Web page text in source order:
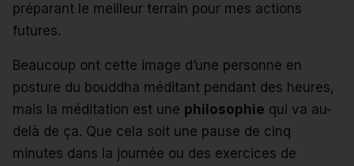
préparant le meilleur terrain pour mes actions
futures.
Beaucoup ont cette image d’une personne en
posture du bouddha méditant pendant des heures,
mais la méditation est une philosophie qui va au-
delà de ça. Que cela soit une pause de cinq
minutes dans la journée ou des exercices de